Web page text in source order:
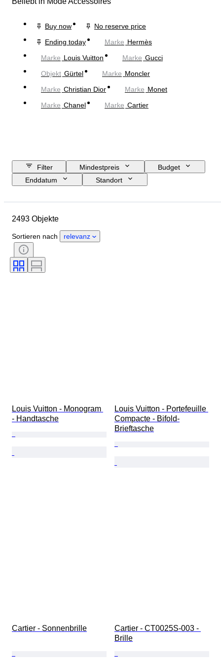
Buy now
No reserve price
Ending today
Marke Hermès
Marke Louis Vuitton Marke Gucci
Objekt Gürtel Marke Moncler
Marke Christian Dior Marke Monet
Marke Chanel Marke Cartier
Filter Mindestpreis
Budget
Enddatum
Standort
Material
Periode
Zertifikat
Feingehalt
Farbe
Angegebene Größe
2493 Objekte
Sortieren nach relevanz
Louis Vuitton - Monogram
- Handtasche
Louis Vuitton - Portefeuille
Compacte - Bifold-
Brieftasche
Cartier - Sonnenbrille
Cartier - CT0025S-003 -
Brille